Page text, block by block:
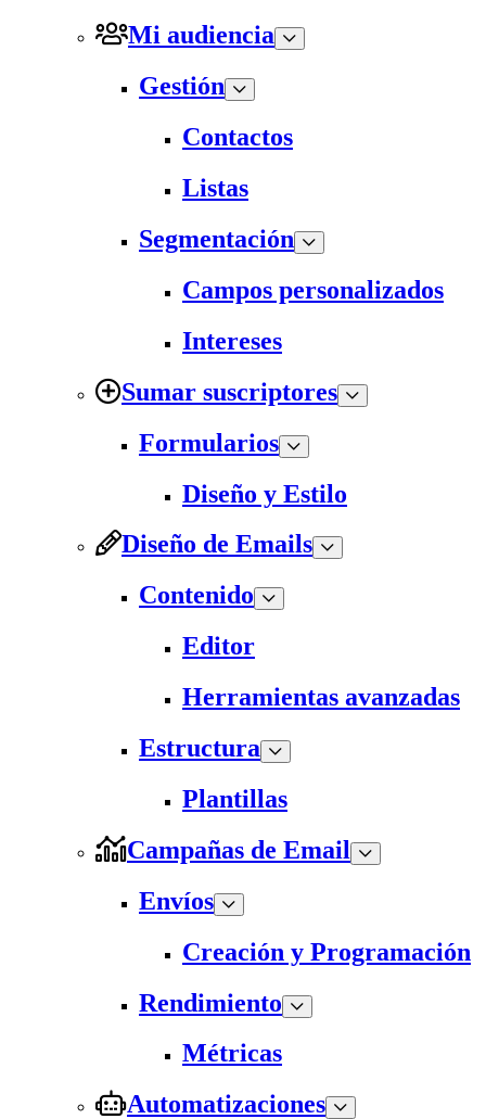
Mi audiencia
Gestión
Contactos
Listas
Segmentación
Campos personalizados
Intereses
Sumar suscriptores
Formularios
Diseño y Estilo
Diseño de Emails
Contenido
Editor
Herramientas avanzadas
Estructura
Plantillas
Campañas de Email
Envíos
Creación y Programación
Rendimiento
Métricas
Automatizaciones